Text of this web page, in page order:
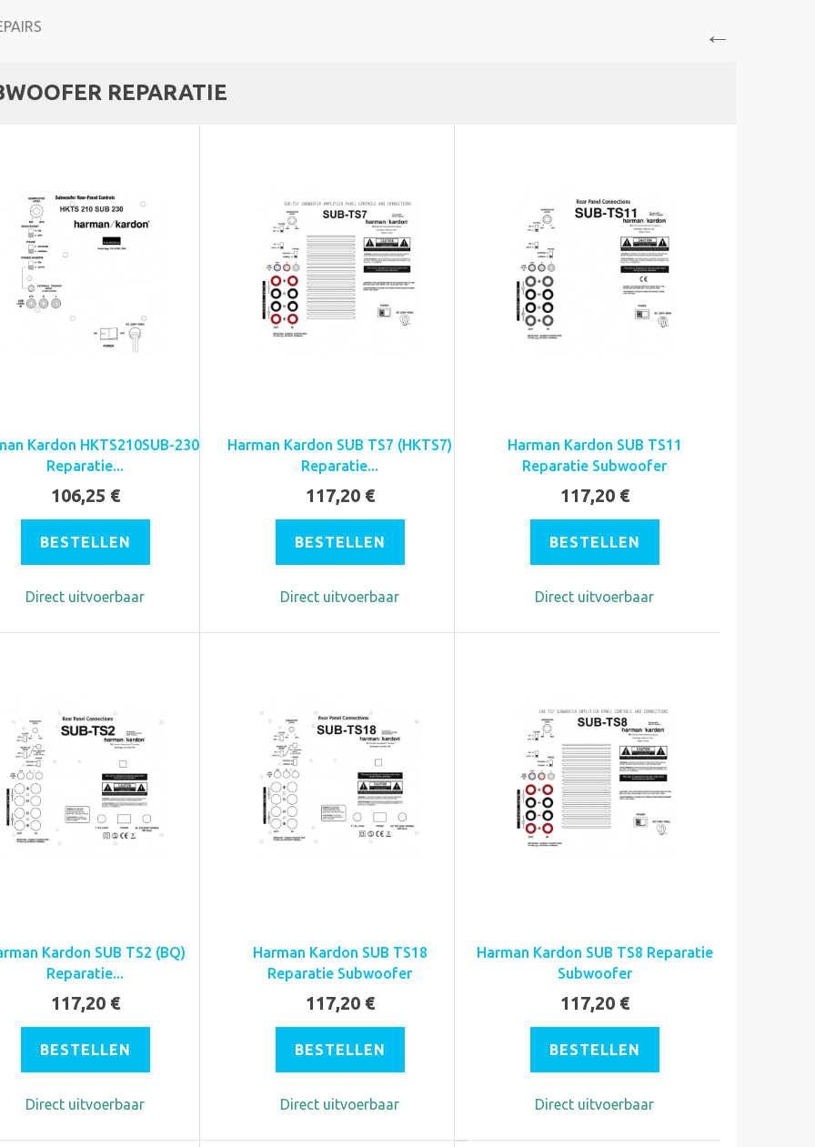
REPARATIE
Kardon HKTS210SUB-230
Reparatie...
106,25 €
BESTELLEN
Direct uitvoerbaar
Harman Kardon SUB TS7 (HKTS7)
Reparatie...
117,20 €
BESTELLEN
Direct uitvoerbaar
Harman Kardon SUB TS11
Reparatie Subwoofer
117,20 €
BESTELLEN
Direct uitvoerbaar
Kardon SUB TS2 (BQ)
Reparatie...
117,20 €
BESTELLEN
Direct uitvoerbaar
Harman Kardon SUB TS18
Reparatie Subwoofer
117,20 €
BESTELLEN
Direct uitvoerbaar
Harman Kardon SUB TS8 Reparatie
Subwoofer
117,20 €
BESTELLEN
Direct uitvoerbaar